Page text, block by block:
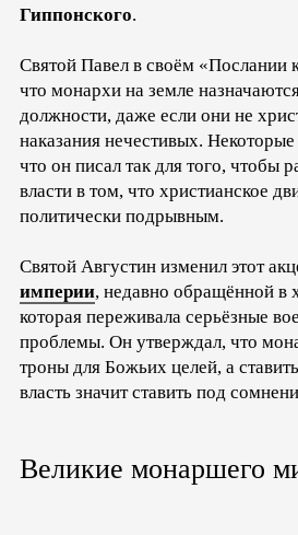
Гиппонского.
Святой Павел в своём «Послании
что монархи на земле
должности, даже если они не
наказания нечестивых.
что он писал так для того, чтобы
власти в том, что христианское
политически подрывным.
Святой Августин изменил этот
империи, недавно обращённой в
которая переживала серьёзные
проблемы. Он утверждал, что
троны для Божьих целей, а
власть значит ставить под
Великие монаршего